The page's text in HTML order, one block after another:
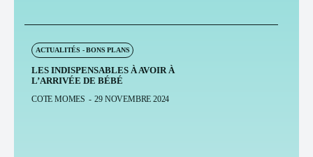
ACTUALITÉS - BONS PLANS
LES INDISPENSABLES À AVOIR À
L’ARRIVÉE DE BÉBÉ
COTE MOMES - 29 NOVEMBRE 2024